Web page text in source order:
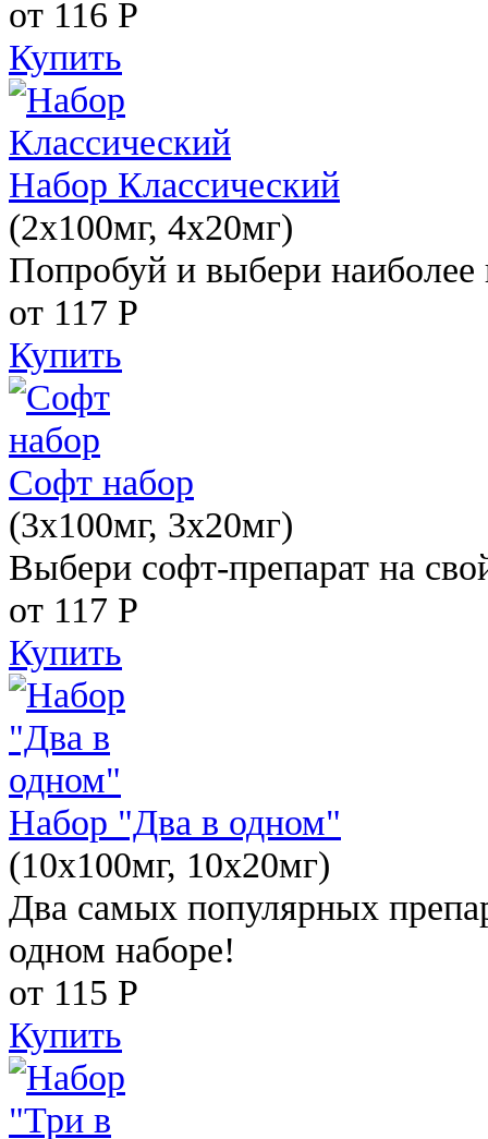
от 116 Р
Купить
Набор Классический
(2x100мг, 4x20мг)
Попробуй и выбери наиболее
от 117 Р
Купить
Софт набор
(3x100мг, 3x20мг)
Выбери софт-препарат на
от 117 Р
Купить
Набор "Два в одном"
(10x100мг, 10x20мг)
Два самых популярных
одном наборе!
от 115 Р
Купить